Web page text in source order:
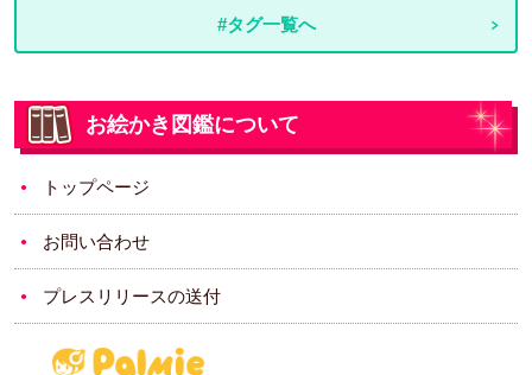
#タグ一覧へ
お絵かき図鑑について
トップページ
お問い合わせ
プレスリリースの送付